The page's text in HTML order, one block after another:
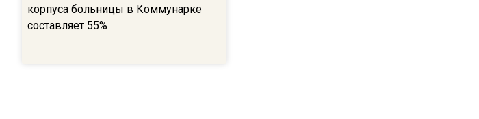
корпуса больницы в Коммунарке
составляет 55%